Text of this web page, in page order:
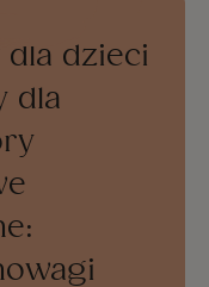
dzieci
dla